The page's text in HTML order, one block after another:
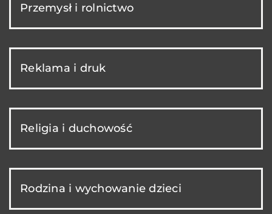
Przemysł i rolnictwo
Reklama i druk
Religia i duchowość
Rodzina i wychowanie dzieci